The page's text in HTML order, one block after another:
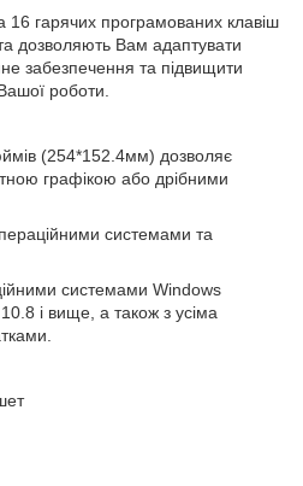
16 гарячих програмованих клавіш
дозволяють Вам адаптувати
забезпечення та підвищити
роботи.
(254*152.4мм) дозволяє
графікою або дрібними
системами та
системами Windows
і вище, а також з усіма